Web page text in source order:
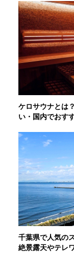
ケロサウナとは
い・国内でおす
千葉県で人気の
絶景露天やテレ